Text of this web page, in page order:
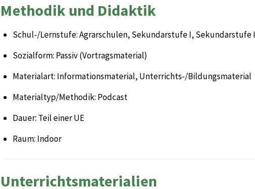
Methodik und Didaktik
Schul-/Lernstufe: Agrarschulen, Sekundarstufe I, Sekundarstufe
Sozialform: Passiv (Vortragsmaterial)
Materialart: Informationsmaterial, Unterrichts-/Bildungsmaterial
Materialtyp/Methodik: Podcast
Dauer: Teil einer UE
Raum: Indoor
Unterrichtsmaterialien